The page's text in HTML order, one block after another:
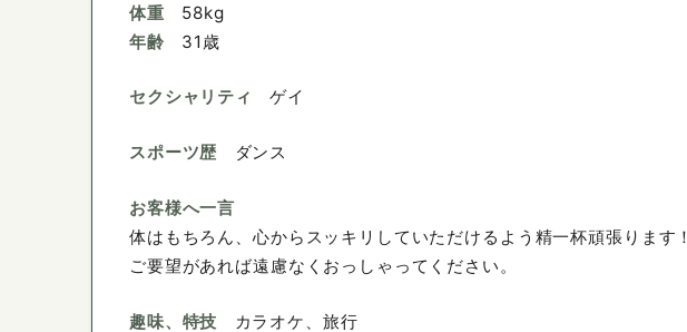
体重
年齢
58kg
31歳
セクシャリティ ゲイ
スポーツ歴 ダンス
お客様へ一言
体はもちろん、心からスッキリしていただけるよう精一杯頑張ります！
ご要望があれば遠慮なくおっしゃってください。
趣味、特技 カラオケ、旅行